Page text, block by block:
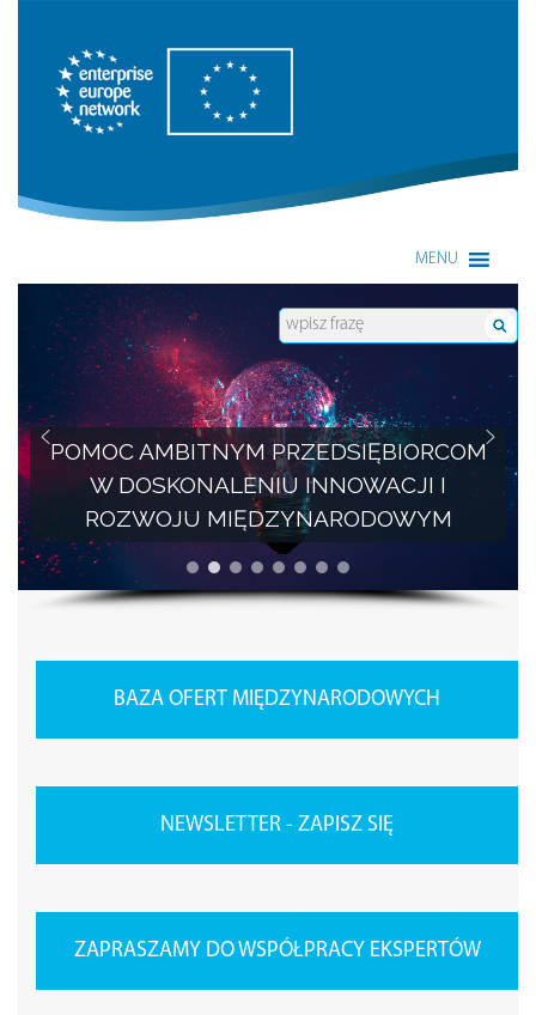
Enterprise Europe Network
MENU
POMOC AMBITNYM PRZEDSIĘBIORCOM
W DOSKONALENIU INNOWACJI I
ROZWOJU MIĘDZYNARODOWYM
BAZA OFERT MIĘDZYNARODOWYCH
NEWSLETTER - ZAPISZ SIĘ
ZAPRASZAMY DO WSPÓŁPRACY EKSPERTÓW